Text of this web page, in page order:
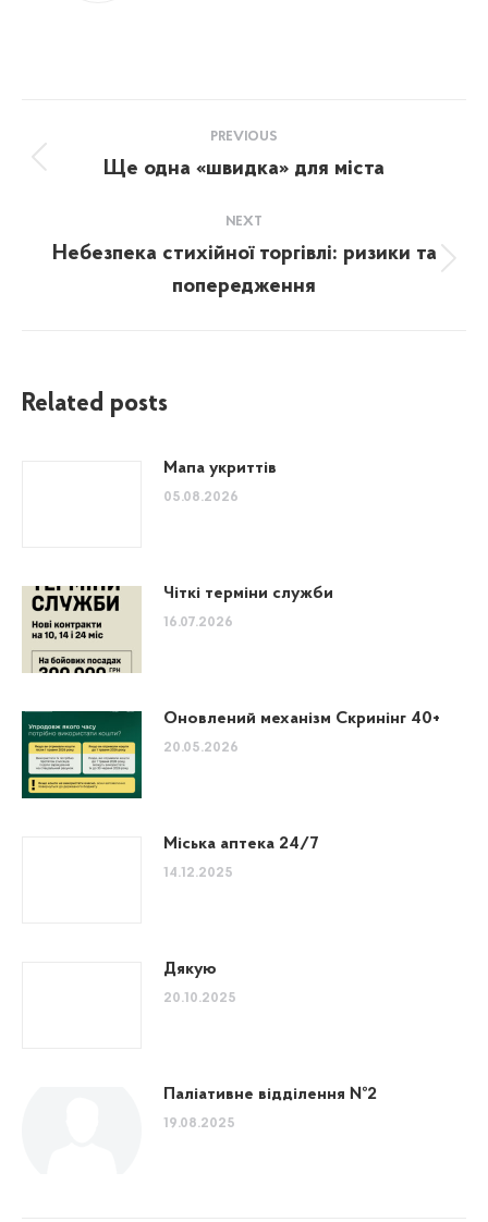
navigation
PREVIOUS
Previous
Ще одна «швидка» для міста
NEXT
post:
Небезпека стихійної торгівлі: ризики та
попередження
Related posts
Мапа укриттів
05.08.2026
Чіткі терміни служби
16.07.2026
Оновлений механізм Скринінг 40+
20.05.2026
Міська аптека 24/7
14.12.2025
Дякую
20.10.2025
Паліативне відділення №2
19.08.2025